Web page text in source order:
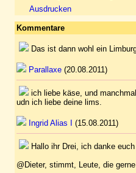
Ausdrucken
Kommentare
Das ist dann wohl ein
Parallaxe (20.08.2011)
ich liebe käse, und
udn ich liebe deine lims.
Ingrid Alias I (15.08.2011)
Hallo ihr Drei, ich danke
@Dieter, stimmt, Leute, die